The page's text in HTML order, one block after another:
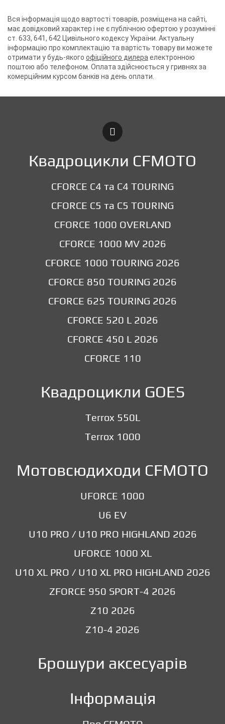
Вся інформація щодо вартості товарів, розміщена на сайті,
має довідковий характер і не є публічною офертою у розумінні
ст. 633, 641, 642 Цивільного кодексу України. Актуальну
інформацію про комплектацію та вартість товару ви можете
отримати у будь-якого офіційного дилера електронною
поштою або телефоном. Оплата здійснюється у гривнях за
комерційним курсом банків на день оплати.
Квадроцикли CFMOTO
CFORCE C4 та C4 TOURING
CFORCE C5 та C5 TOURING
CFORCE 1000 OVERLAND
CFORCE 1000 MV 2026
CFORCE 1000 TOURING 2026
CFORCE 850 TOURING 2026
CFORCE 625 TOURING 2026
CFORCE 520 L 2026
CFORCE 450 L 2026
CFORCE 110
Квадроцикли GOES
Terrox 550L
Terrox 1000
Мотовсюдиходи CFMOTO
UFORCE 1000
U6 EV
U10 PRO / U10 PRO HIGHLAND 2026
UFORCE 1000 XL
U10 XL PRO / U10 XL PRO HIGHLAND 2026
ZFORCE 950 SPORT-4 2026
Z10 2026
Z10-4 2026
Брошури аксесуарів
Інформація